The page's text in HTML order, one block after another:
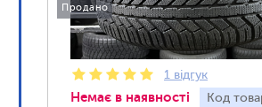
Продано
1 відгук
Код
Немає в наявності